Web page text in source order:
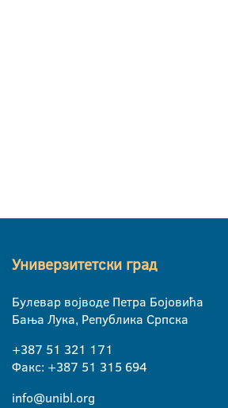
Универзитетски град
Булевар војводе Петра Бојовића
Бања Лука, Република Српска
+387 51 321 171
Факс: +387 51 315 694
info@unibl.org